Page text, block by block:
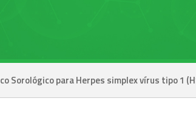
Sorológico para Herpes simplex vírus tipo 1